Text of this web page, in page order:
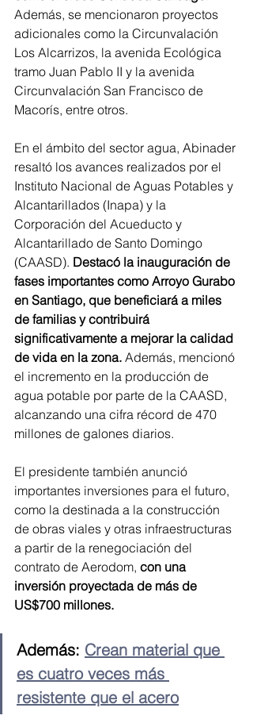
Además, se mencionaron proyectos
adicionales como la Circunvalación
Los Alcarrizos, la avenida Ecológica
tramo Juan Pablo II y la avenida
Circunvalación San Francisco de
Macorís, entre otros.
En el ámbito del sector agua, Abinader
resaltó los avances realizados por el
Instituto Nacional de Aguas Potables y
Alcantarillados (Inapa) y la
Corporación del Acueducto y
Alcantarillado de Santo Domingo
(CAASD). Destacó la inauguración de
fases importantes como Arroyo Gurabo
en Santiago, que beneficiará a miles
de familias y contribuirá
significativamente a mejorar la calidad
de vida en la zona. Además, mencionó
el incremento en la producción de
agua potable por parte de la CAASD,
alcanzando una cifra récord de 470
millones de galones diarios.
El presidente también anunció
importantes inversiones para el futuro,
como la destinada a la construcción
de obras viales y otras infraestructuras
a partir de la renegociación del
contrato de Aerodom, con una
inversión proyectada de más de
US$700 millones.
Además: Crean material que
es cuatro veces más
resistente que el acero